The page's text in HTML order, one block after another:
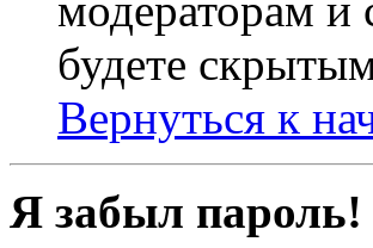
будете
Вернуться к
Я забыл пароль!